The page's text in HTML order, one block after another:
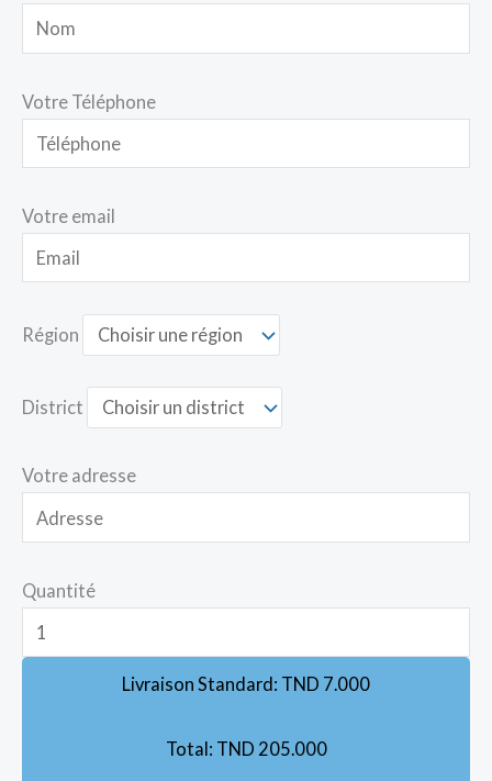
Votre Téléphone
Votre email
Région
District
Votre adresse
Quantité
Livraison Standard: TND 7.000
Total: TND 205.000